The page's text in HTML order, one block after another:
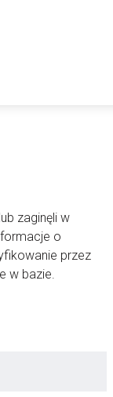
zaginęli w
o
przez
w bazie.